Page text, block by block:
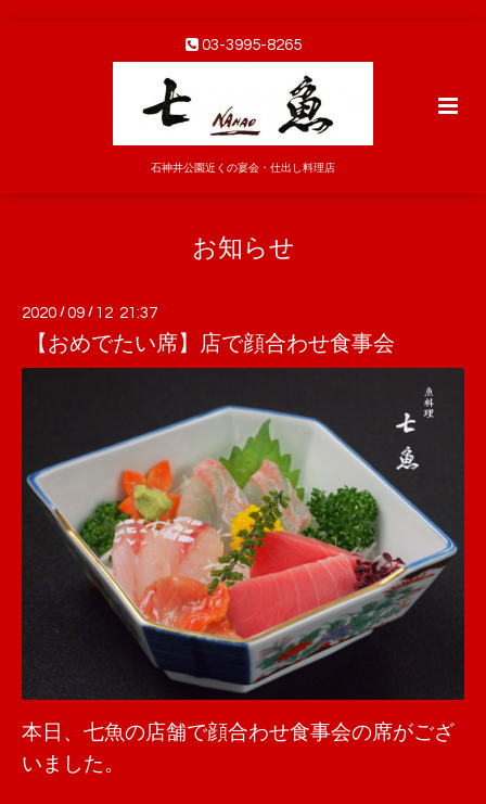
03-3995-8265
石神井公園近くの宴会・仕出し料理店
お知らせ
2020 /09 / 12 21:37
【おめでたい席】店で顔合わせ食事会
本日、七魚の店舗で顔合わせ食事会の席がござ
いました。